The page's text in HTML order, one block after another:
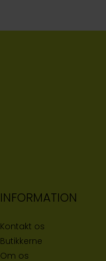
INFORMATION
Kontakt os
Butikkerne
Om os